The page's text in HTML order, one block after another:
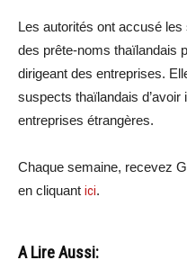
Les autorités ont accusé
des prête-noms thaïlandais
dirigeant des entreprises.
suspects thaïlandais
entreprises étrangères.
Chaque semaine, recevez
en cliquant ici.
A Lire Aussi: